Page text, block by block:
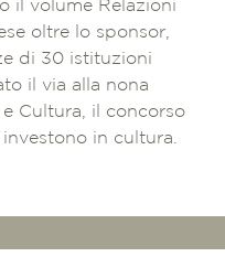
il volume Relazioni
oltre lo sponsor,
di 30 istituzioni
il via alla nona
Cultura, il concorso
in cultura.